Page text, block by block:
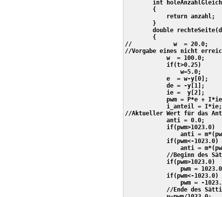
int
        {
            return anzahl;
        }
double
        {
//            w  = 20.0;
//Vorgabe eines nicht
            w  = 100.0;
            if(t>0.25)
                w=5.0;
e  = w-y[0];
de = -y[1];
ie =  y[2];
pwm = P*e +
            i_anteil = I*ie;
//Aktueller Wert für das
            anti = 0.0;
            if(pwm>1023.0)
anti =
            if(pwm<-1023.0)
anti =
//Beginn des
            if(pwm>1023.0)
pwm =
            if(pwm<-1023.0)
pwm = -
//Ende des